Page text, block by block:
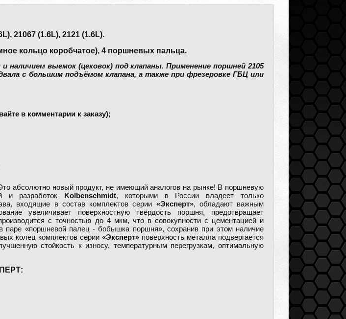
21067 (1.6L), 2121 (1.6L).
кольцо коробчатое), 4 поршневых пальца.
выемок (цековок) под клапаны. Применение поршней 2105
с большим подъёмом клапана, а также при фрезеровке ГБЦ или
в комментарии к заказу);
абсолютно новый продукт, не имеющий аналогов на рынке! В поршневую
и разработок Kolbenschmidt, которыми в России владеет только
входящие в состав комплектов серии «Эксперт», обладают важным
увеличивает поверхностную твёрдость поршня, предотвращает
с точностью до 4 мкм, что в совокупности с цементацией и
паре «поршневой палец - бобышка поршня», сохранив при этом наличие
колец комплектов серии «Эксперт»поверхность металла подвергается
стойкость к износу, температурным перегрузкам, оптимальную